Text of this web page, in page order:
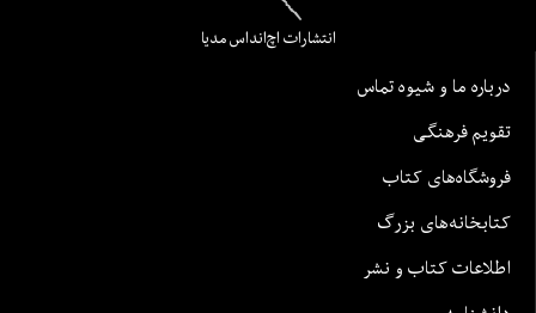
انتشارات اچ‌اند‌اس مدیا
درباره ما و شیوه تماس
تقویم فرهنگی
فروشگاه‌های کتاب
کتابخانه‌های بزرگ
اطلاعات کتاب و نشر